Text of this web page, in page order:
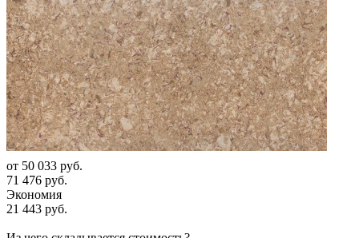
от 50 033 руб.
71 476 руб.
Экономия
21 443 руб.